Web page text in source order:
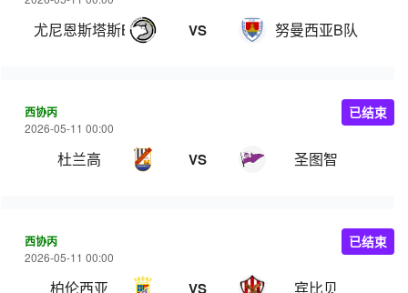
尤尼恩斯塔斯B队 VS 努曼西亚B队
西协丙
2026-05-11 00:00
杜兰高 VS 圣图智
已结束
西协丙
2026-05-11 00:00
柏伦西亚 VS 宾比贝
已结束